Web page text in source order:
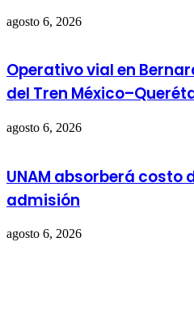
agosto 6, 2026
Operativo vial en
del Tren
agosto 6, 2026
UNAM absorberá costo
admisión
agosto 6, 2026